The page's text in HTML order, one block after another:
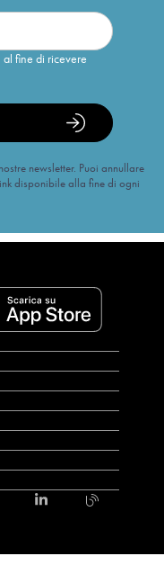
fine di ricevere
newsletter. Puoi annullare
disponibile alla fine di ogni